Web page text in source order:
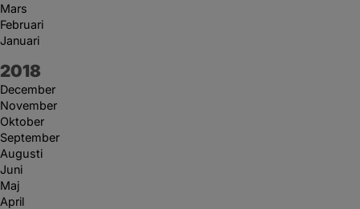
Mars
Februari
Januari
År:
2018
December
November
Oktober
September
Augusti
Juni
Maj
April